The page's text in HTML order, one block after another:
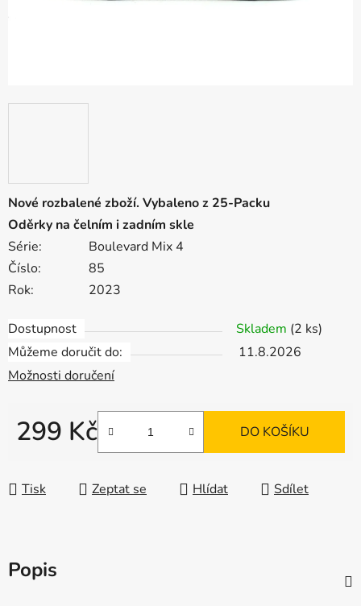
Nové rozbalené zboží. Vybaleno z 25-Packu
Oděrky na čelním i zadním skle
Série:
Boulevard Mix 4
Číslo:
85
Rok:
2023
Dostupnost Skladem (2 ks)
Můžeme doručit do:
11.8.2026
Možnosti doručení
299 Kč DO KOŠÍKU
Tisk Zeptat se Hlídat Sdílet
Popis